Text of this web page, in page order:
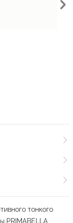
тонкого
PRIMABELLA